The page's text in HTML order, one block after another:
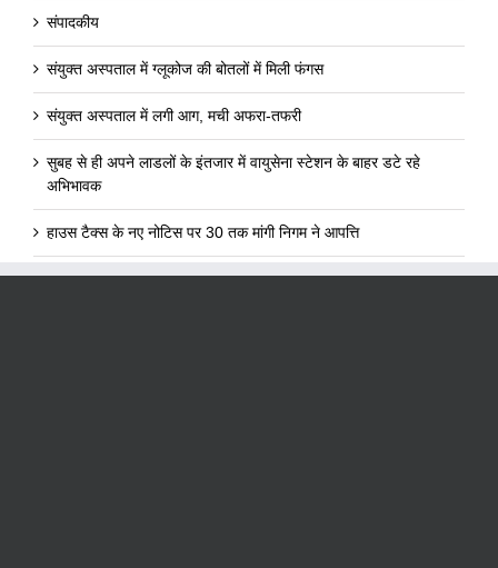
संपादकीय
संयुक्त अस्पताल में ग्लूकोज की बोतलों में मिली फंगस
संयुक्त अस्पताल में लगी आग, मची अफरा-तफरी
सुबह से ही अपने लाडलों के इंतजार में वायुसेना स्टेशन के बाहर डटे रहे
अभिभावक
हाउस टैक्स के नए नोटिस पर 30 तक मांगी निगम ने आपत्ति